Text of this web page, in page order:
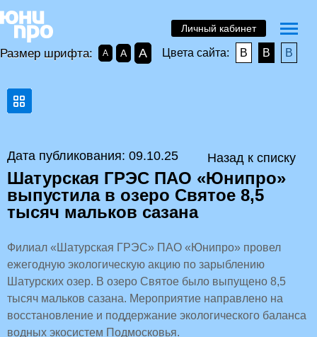
Размер шрифта: A A A Цвета сайта: B B B
Личный кабинет
Дата публикования: 09.10.25 Назад к списку
Шатурская ГРЭС ПАО «Юнипро»
выпустила в озеро Святое 8,5
тысяч мальков сазана
Филиал «Шатурская ГРЭС» ПАО «Юнипро» провел
ежегодную экологическую акцию по зарыблению
Шатурских озер. В озеро Святое было выпущено 8,5
тысяч мальков сазана. Мероприятие направлено на
восстановление и поддержание экологического баланса
водных экосистем Подмосковья.